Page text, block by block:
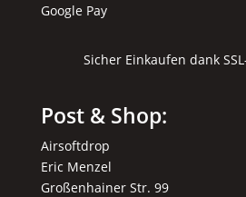
Google Pay
Sicher Einkaufen dank
Post & Shop:
Airsoftdrop
Eric Menzel
Großenhainer Str. 99